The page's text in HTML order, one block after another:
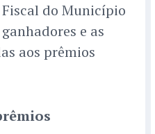
do Município
e as
aos prêmios